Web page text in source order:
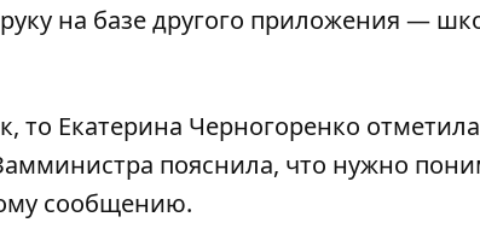
на базе другого приложения —
то Екатерина Черногоренко
пояснила, что нужно
сообщению.